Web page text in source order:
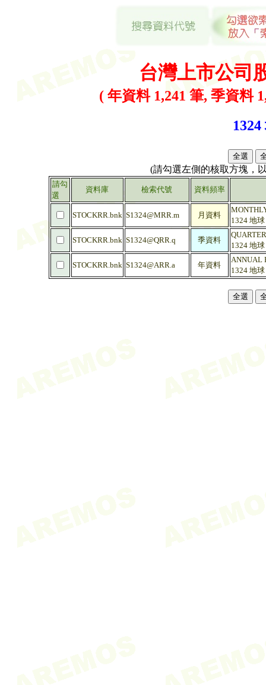
台灣上市公司
( 年資料 1,241 筆, 季資料
(請勾選左側的核取方塊，
請勾
選
資料庫 檢索代號 資料頻率
STOCKRR.bnk S1324@MRR.m 月資料
1324 地
STOCKRR.bnk S1324@QRR.q 季資料
1324 地
STOCKRR.bnk S1324@ARR.a 年資料
ANNUAL
1324 地